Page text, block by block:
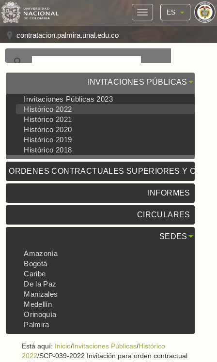
ES
contratacion.palmira.unal.edu.co
INVITACIONES PÚBLICAS
Invitaciones Públicas 2023
Histórico 2022
Histórico 2021
Histórico 2020
Histórico 2019
Histórico 2018
ORDENES CONTRACTUALES SUPERIORES Y
INFORMES
CIRCULARES
SEDES
Amazonía
Bogotá
Caribe
De la Paz
Manizales
Medellín
Orinoquía
Palmira
Está aquí: Inicio/Invitaciones Públicas/Histórico
2022/SCP-039-2022 Invitación para orden contractual